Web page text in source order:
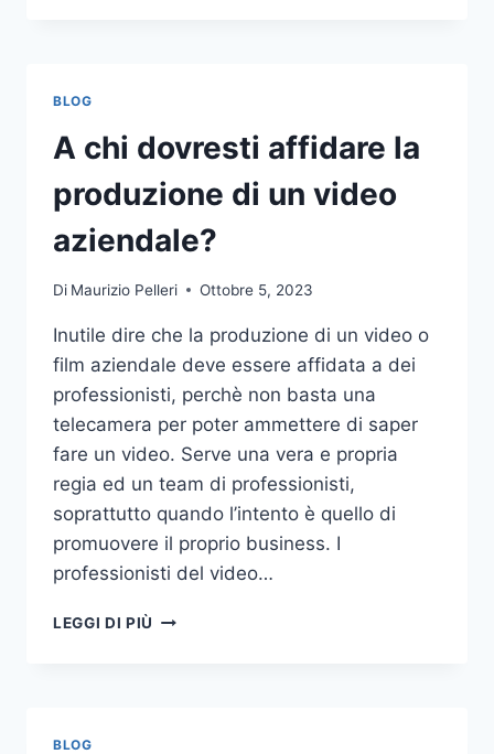
NELLE
SCOMMESSE
SPORTIVE
ONLINE
BLOG
A chi dovresti affidare la
produzione di un video
aziendale?
Di Maurizio Pelleri Ottobre 5, 2023
Inutile dire che la produzione di un video o
film aziendale deve essere affidata a dei
professionisti, perchè non basta una
telecamera per poter ammettere di saper
fare un video. Serve una vera e propria
regia ed un team di professionisti,
soprattutto quando l’intento è quello di
promuovere il proprio business. I
professionisti del video…
LEGGI DI PIÙ
BLOG